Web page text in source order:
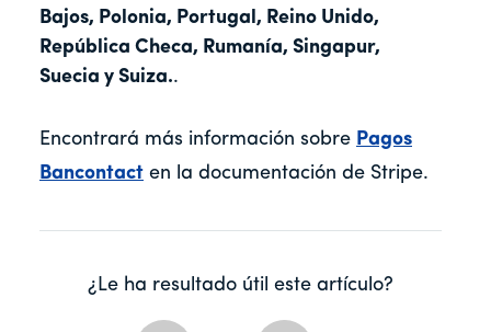
Bajos, Polonia, Portugal, Reino Unido,
República Checa, Rumanía, Singapur,
Suecia y Suiza..
Encontrará más información sobre Pagos
Bancontact en la documentación de Stripe.
¿Le ha resultado útil este artículo?